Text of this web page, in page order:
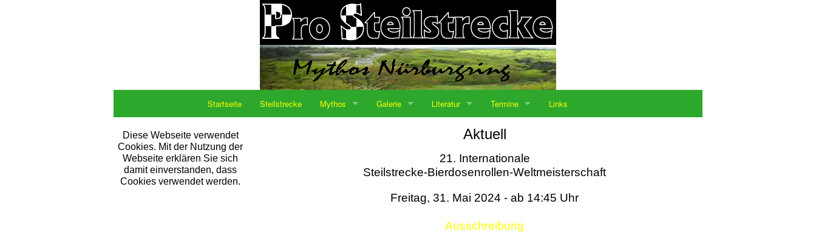
Startseite Steilstrecke Mythos Galerie Literatur Termine Links
Diese Webseite verwendet
Cookies. Mit der Nutzung der
Webseite erklären Sie sich
damit einverstanden, dass
Cookies verwendet werden.
Aktuell
21. Internationale
Steilstrecke-Bierdosenrollen-Weltmeisterschaft
Freitag, 31. Mai 2024 - ab 14:45 Uhr
Ausschreibung